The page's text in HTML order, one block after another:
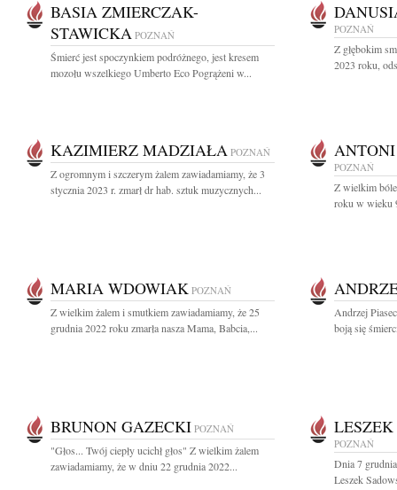
BASIA ZMIERCZAK-
STAWICKA POZNAŃ
Śmierć jest spoczynkiem podróżnego, jest kresem
mozołu wszelkiego Umberto Eco Pogrążeni w...
POZNAŃ
Z głębokim
2023 roku,
KAZIMIERZ MADZIAŁA POZNAŃ
Z ogromnym i szczerym żalem zawiadamiamy, że 3
stycznia 2023 r. zmarł dr hab. sztuk muzycznych...
POZNAŃ
Z wielkim
roku w wieku
MARIA WDOWIAK POZNAŃ
Z wielkim żalem i smutkiem zawiadamiamy, że 25
grudnia 2022 roku zmarła nasza Mama, Babcia,...
Andrzej
boją się
BRUNON GAZECKI POZNAŃ
"Głos... Twój ciepły ucichł głos" Z wielkim żalem
zawiadamiamy, że w dniu 22 grudnia 2022...
POZNAŃ
Dnia 7
Leszek